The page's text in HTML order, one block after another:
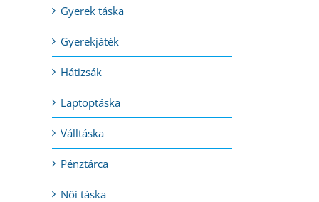
Gyerek táska
Gyerekjáték
Hátizsák
Laptoptáska
Válltáska
Pénztárca
Női táska